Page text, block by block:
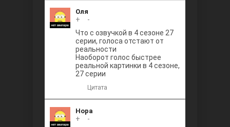
Оля
+
-
Что с озвучкой в 4 сезоне 27
серии, голоса отстают от
реальности
Наоборот голос быстрее
реальной картинки в 4 сезоне,
27 серии
Цитата
Нора
+
-